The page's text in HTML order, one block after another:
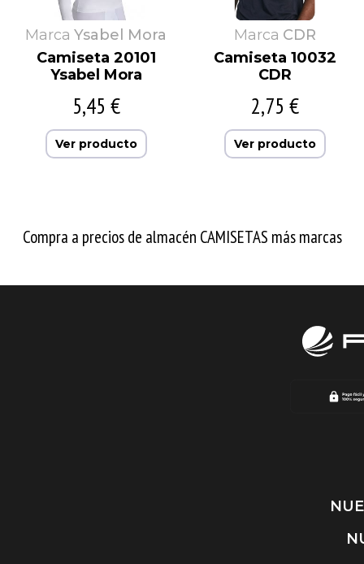
Marca Ysabel Mora
Camiseta 20101
Ysabel Mora
5,45 €
Ver producto
Marca CDR
Camiseta 10032
CDR
2,75 €
Ver producto
Compra a precios de almacén CAMISETAS más marcas